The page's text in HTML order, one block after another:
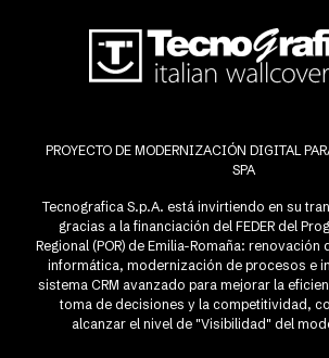
PROYECTO DE MODERNIZACIÓN DIGITAL
SPA
Tecnografica S.p.A. está invirtiendo en su
gracias a la financiación del FEDER del
Regional (POR) de Emilia-Romaña:
informática, modernización de procesos e
sistema CRM avanzado para mejorar la
toma de decisiones y la competitividad,
alcanzar el nivel de "Visibilidad" del